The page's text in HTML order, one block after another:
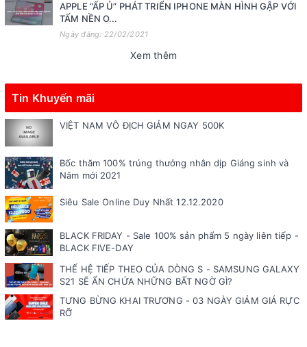
APPLE “ẤP Ủ” PHÁT TRIỂN IPHONE MÀN HÌNH GẬP VỚI
TẤM NỀN O...
Ngày đăng: 22/02/2021
Xem thêm
Tin Khuyến mãi
VIỆT NAM VÔ ĐỊCH GIẢM NGAY 500K
Bốc thăm 100% trúng thưởng nhân dịp Giáng sinh và
Năm mới 2021
Siêu Sale Online Duy Nhất 12.12.2020
BLACK FRIDAY - Sale 100% sản phẩm 5 ngày liên tiếp -
BLACK FIVE-DAY
THẾ HỆ TIẾP THEO CỦA DÒNG S - SAMSUNG GALAXY
S21 SẼ ẨN CHỨA NHỮNG BẤT NGỜ GÌ?
TƯNG BỪNG KHAI TRƯƠNG - 03 NGÀY GIẢM GIÁ RỰC
RỠ